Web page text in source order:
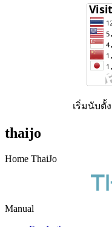
เริ่มนับตั้
thaijo
Home ThaiJo
Manual